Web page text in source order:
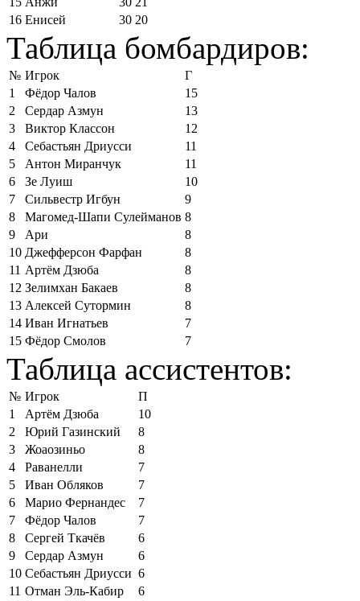
16 Енисей 30 20
Таблица бомбардиров:
№ Игрок
Г
1
Фёдор Чалов
15
2
Сердар Азмун
13
3
Виктор Классон
12
4
Себастьян Дриусси
11
5
Антон Миранчук
11
6
Зе Луиш
10
7
Сильвестр Игбун
9
8
Магомед-Шапи Сулейманов 8
9
Ари
8
10 Джефферсон Фарфан
8
11 Артём Дзюба
8
12 Зелимхан Бакаев
8
13 Алексей Сутормин
8
14 Иван Игнатьев
7
15 Фёдор Смолов 7
Таблица ассистентов:
№ Игрок
П
1
Артём Дзюба
10
2
Юрий Газинский
8
3
Жоаозиньо
8
4
Раванелли
7
5
Иван Обляков
7
6
Марио Фернандес
7
7
Фёдор Чалов
7
8
Сергей Ткачёв
6
9
Сердар Азмун
6
10 Себастьян Дриусси 6
11 Отман Эль-Кабир
6